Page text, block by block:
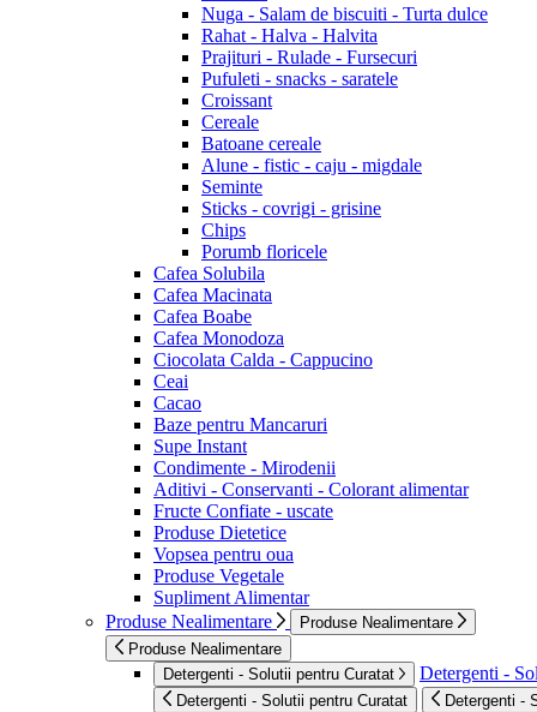
Nuga - Salam de biscuiti - Turta dulce
Rahat - Halva - Halvita
Prajituri - Rulade - Fursecuri
Pufuleti - snacks - saratele
Croissant
Cereale
Batoane cereale
Alune - fistic - caju - migdale
Seminte
Sticks - covrigi - grisine
Chips
Porumb floricele
Cafea Solubila
Cafea Macinata
Cafea Boabe
Cafea Monodoza
Ciocolata Calda - Cappucino
Ceai
Cacao
Baze pentru Mancaruri
Supe Instant
Condimente - Mirodenii
Aditivi - Conservanti - Colorant alimentar
Fructe Confiate - uscate
Produse Dietetice
Vopsea pentru oua
Produse Vegetale
Supliment Alimentar
Produse Nealimentare
Produse Nealimentare
Produse Nealimentare
Detergenti - Solutii pentru Curatat
Detergenti -
Detergenti - Solutii pentru Curatat Detergenti -